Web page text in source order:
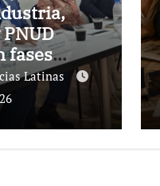
PNUD
fases
para
a
Latinas